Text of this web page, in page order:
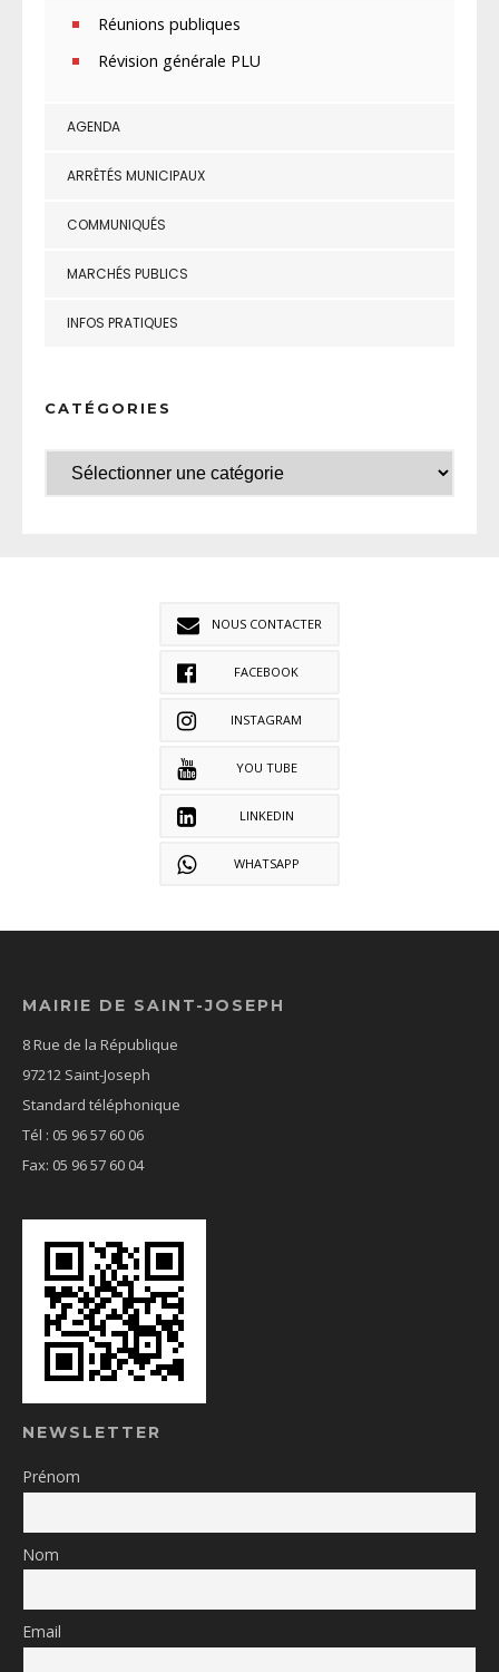
Réunions publiques
Révision générale PLU
AGENDA
ARRÊTÉS MUNICIPAUX
COMMUNIQUÉS
MARCHÉS PUBLICS
INFOS PRATIQUES
CATÉGORIES
NOUS CONTACTER
FACEBOOK
INSTAGRAM
YOU TUBE
LINKEDIN
WHATSAPP
MAIRIE DE SAINT-JOSEPH
8 Rue de la République
97212 Saint-Joseph
Standard téléphonique
Tél : 05 96 57 60 06
Fax: 05 96 57 60 04
NEWSLETTER
Prénom
Nom
Email